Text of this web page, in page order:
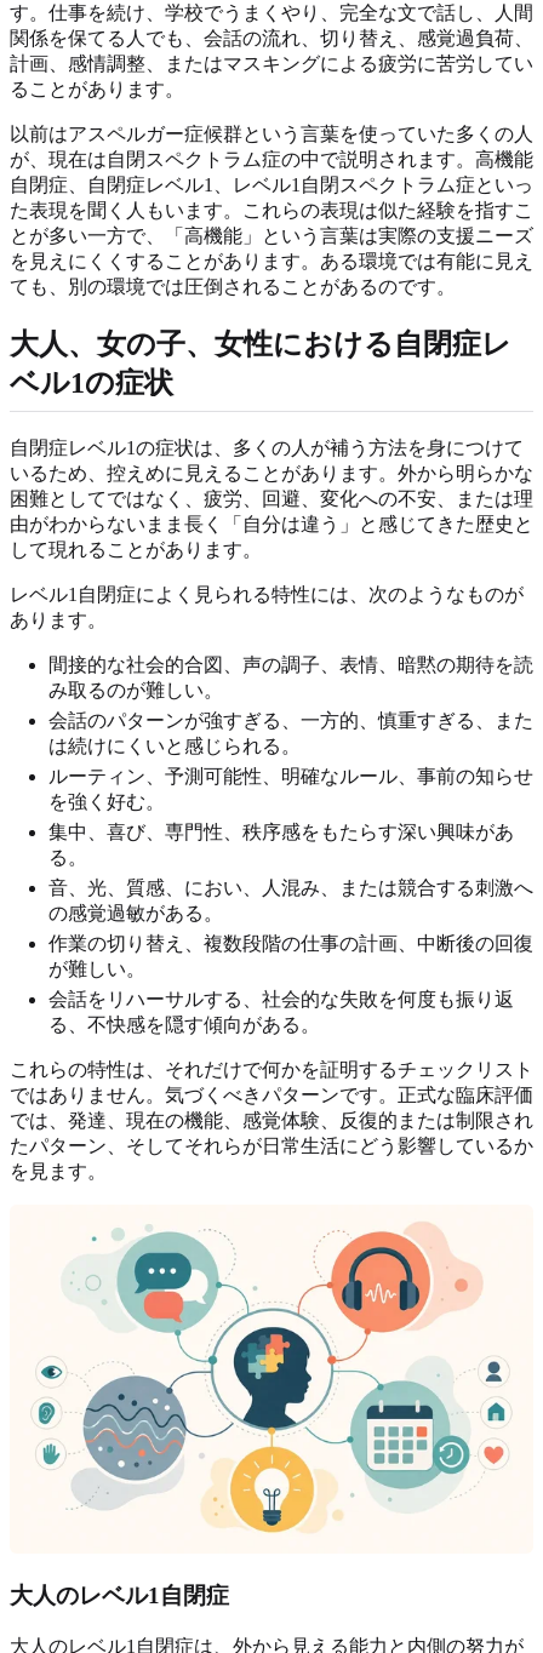
す。仕事を続け、学校でうまくやり、完全な文で話し、人間
関係を保てる人でも、会話の流れ、切り替え、感覚過負荷、
計画、感情調整、またはマスキングによる疲労に苦労してい
ることがあります。
以前はアスペルガー症候群という言葉を使っていた多くの人
が、現在は自閉スペクトラム症の中で説明されます。高機能
自閉症、自閉症レベル1、レベル1自閉スペクトラム症といっ
た表現を聞く人もいます。これらの表現は似た経験を指すこ
とが多い一方で、「高機能」という言葉は実際の支援ニーズ
を見えにくくすることがあります。ある環境では有能に見え
ても、別の環境では圧倒されることがあるのです。
大人、女の子、女性における自閉症レ
ベル1の症状
自閉症レベル1の症状は、多くの人が補う方法を身につけて
いるため、控えめに見えることがあります。外から明らかな
困難としてではなく、疲労、回避、変化への不安、または理
由がわからないまま長く「自分は違う」と感じてきた歴史と
して現れることがあります。
レベル1自閉症によく見られる特性には、次のようなものが
あります。
間接的な社会的合図、声の調子、表情、暗黙の期待を読
み取るのが難しい。
会話のパターンが強すぎる、一方的、慎重すぎる、また
は続けにくいと感じられる。
ルーティン、予測可能性、明確なルール、事前の知らせ
を強く好む。
集中、喜び、専門性、秩序感をもたらす深い興味があ
る。
音、光、質感、におい、人混み、または競合する刺激へ
の感覚過敏がある。
作業の切り替え、複数段階の仕事の計画、中断後の回復
が難しい。
会話をリハーサルする、社会的な失敗を何度も振り返
る、不快感を隠す傾向がある。
これらの特性は、それだけで何かを証明するチェックリスト
ではありません。気づくべきパターンです。正式な臨床評価
では、発達、現在の機能、感覚体験、反復的または制限され
たパターン、そしてそれらが日常生活にどう影響しているか
を見ます。
大人のレベル1自閉症
大人のレベル1自閉症は、外から見える能力と内側の努力が